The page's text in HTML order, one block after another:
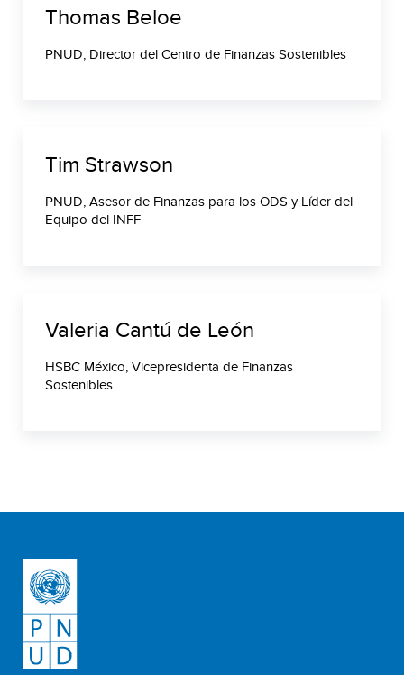
Thomas Beloe
PNUD, Director del Centro de Finanzas Sostenibles
Tim Strawson
PNUD, Asesor de Finanzas para los ODS y Líder del
Equipo del INFF
Valeria Cantú de León
HSBC México, Vicepresidenta de Finanzas
Sostenibles